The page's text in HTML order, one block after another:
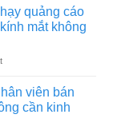
tuyển
quay
video
kính
không
cần
kinh
quảng cáo
mắt không
ở
tuyển
chạy
quảng
viên bán
cần kinh